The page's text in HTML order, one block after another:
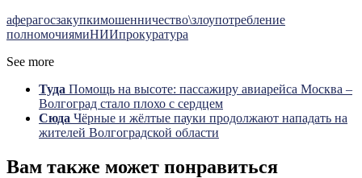
аферагосзакупкимошенничество\злоупотребление
полномочиямиНИИпрокуратура
See more
Туда Помощь на высоте: пассажиру авиарейса Москва –
Волгоград стало плохо с сердцем
Сюда Чёрные и жёлтые пауки продолжают нападать на
жителей Волгоградской области
Вам также может понравиться